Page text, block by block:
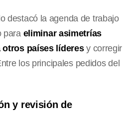
destacó la agenda de trabajo
para eliminar asimetrías
países líderesy corregir
los principales pedidos del
y revisión de